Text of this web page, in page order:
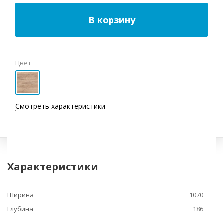
Цвет
Смотреть характеристики
В корзину
Характеристики
Ширина
1070
Глубина
186